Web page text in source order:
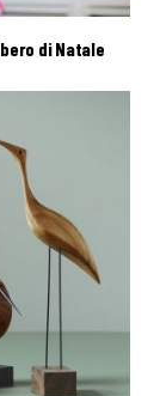
di Natale